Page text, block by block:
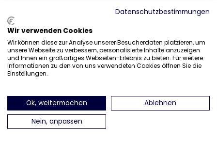
finden Sie uns auf Instagram
finden Sie uns auf Facebook
finden Sie uns auf Pinterest
finden Sie uns auf
finden Sie uns
finden Sie
Datenschutzbestimmungen
Wir verwenden Cookies
Wir können diese zur Analyse unserer Besucherdaten platzieren, um
unsere Webseite zu verbessern, personalisierte Inhalte anzuzeigen
und Ihnen ein großartiges Webseiten-Erlebnis zu bieten. Für weitere
Informationen zu den von uns verwendeten Cookies öffnen Sie die
Einstellungen.
Ok, weitermachen
Ablehnen
Nein, anpassen